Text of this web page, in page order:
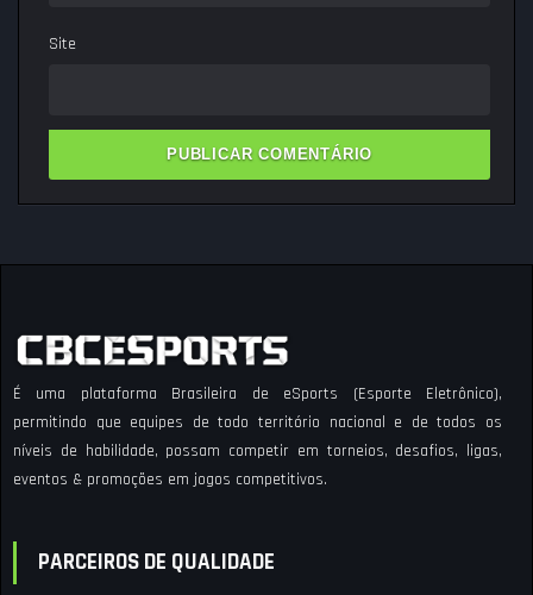
Site
É uma plataforma Brasileira de eSports (Esporte Eletrônico),
permitindo que equipes de todo território nacional e de todos os
níveis de habilidade, possam competir em torneios, desafios, ligas,
eventos & promoções em jogos competitivos.
PARCEIROS DE QUALIDADE